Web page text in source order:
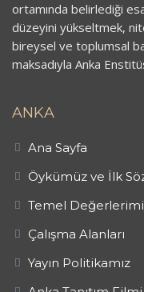
ortamında belirlediği
düzeyini yükseltmek,
bireysel ve toplumsal
maksadıyla Anka
ANKA
Ana Sayfa
Öykümüz ve İlk
Temel
Çalışma Alanları
Yayın Politikamız